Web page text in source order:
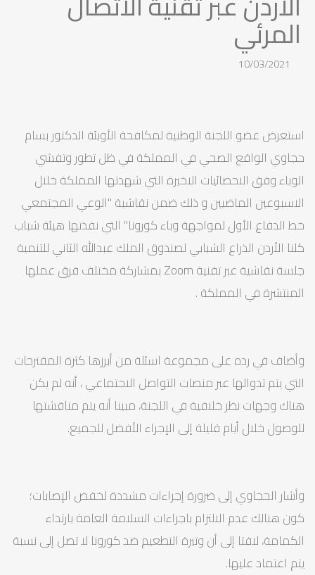
المرئي
10/03/2021
استعرض عضو اللجنة الوطنية لمكافحة الأوبئة الدكتور بسام
حجاوي الواقع الصحي في المملكة في ظل تطور وتفشي
الوباء وفق الاحصائيات الاخيرة التي شهدتها المملكة خلال
الاسبوعين الماضيين و ذلك ضمن نقاشية "الوعي المجتمعي
خط الدفاع الأول لمواجهة وباء كورونا" التي نفذتها هيئة شباب
كلنا الأردن الذراع الشبابي لصندوق الملك عبدالله الثاني للتنمية
جلسة نقاشية عبر تقنية Zoom بمشاركة مختلف فرق عملها
المنتشرة في المملكة .
وأضاف في رده على مجموعة اسئلة من أبرزها كثرة المقترحات
التي يتم تدوالها عبر منصات التواصل الاجتماعي ، أنه لم يكن
هناك وجهات نظر خلافية في اللجنة، مبينا أنه يتم مناقشتها
للوصول خلال أيام قليلة إلى الإجراء الأفضل للجميع.
وأشار الحجاوي إلى ضرورة إجراءات مشددة لخفض الإصابات؛
كون هنالك عدم الالتزام باجراءات السلامة العامة بارتداء
الكمامة، لافتا إلى أن وتيرة التطعيم ضد كورونا لا تصل إلى نسبة
يتم اعتماد عليها.